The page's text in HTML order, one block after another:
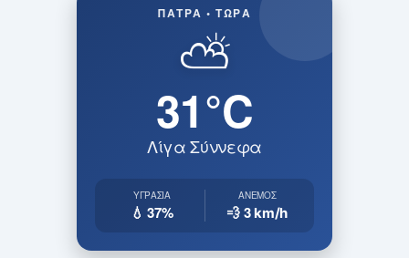
ΠΆΤΡΑ • ΤΏΡΑ
⛅
31°C
Λίγα Σύννεφα
ΥΓΡΑΣΊΑ
💧 37%
ΆΝΕΜΟΣ
💨 3km/h